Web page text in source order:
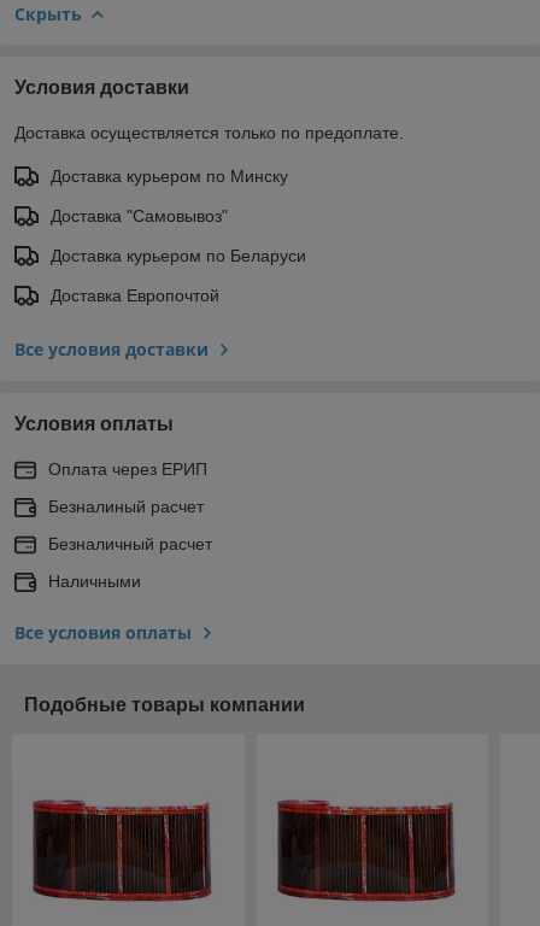
Скрыть
Условия доставки
Доставка осуществляется только по предоплате.
Доставка курьером по Минску
Доставка "Самовывоз"
Доставка курьером по Беларуси
Доставка Европочтой
Все условия доставки
Условия оплаты
Оплата через ЕРИП
Безналиный расчет
Безналичный расчет
Наличными
Все условия оплаты
Подобные товары компании